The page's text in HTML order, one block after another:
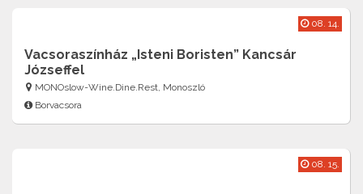
08. 14.
Vacsoraszínház „Isteni Boristen” Kancsár
Józseffel
MONOslow-Wine.Dine.Rest, Monoszló
Borvacsora
08. 15.